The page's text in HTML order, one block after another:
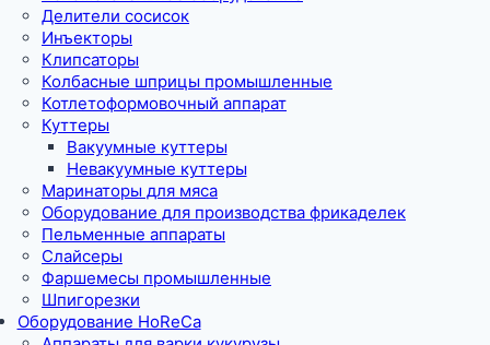
Делители сосисок
Инъекторы
Клипсаторы
Колбасные шприцы промышленные
Котлетоформовочный аппарат
Куттеры
Вакуумные куттеры
Невакуумные куттеры
Маринаторы для мяса
Оборудование для производства фрикаделек
Пельменные аппараты
Слайсеры
Фаршемесы промышленные
Шпигорезки
Оборудование HoReCa